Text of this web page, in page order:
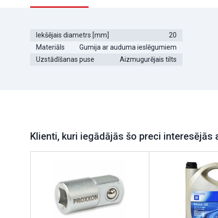
Iekšējais diametrs [mm]
20
Materiāls
Gumija ar auduma ieslēgumiem
Uzstādīšanas puse
Aizmugurējais tilts
Klienti, kuri iegādājās šo preci interesējās